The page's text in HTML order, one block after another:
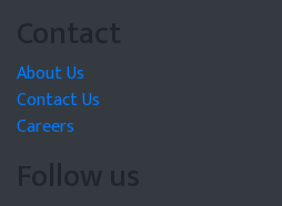
Contact
About Us
Contact Us
Careers
Follow us